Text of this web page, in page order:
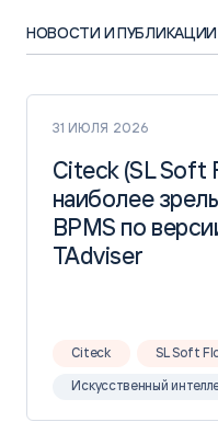
НОВОСТИ И ПУБЛИКАЦИИ
31 ИЮЛЯ 2026
Citeck (SL Soft
наиболее
BPMS по
TAdviser
Citeck (SL Soft
наиболее
BPMS по
TAdviser
Citeck SL Soft
Искусственный